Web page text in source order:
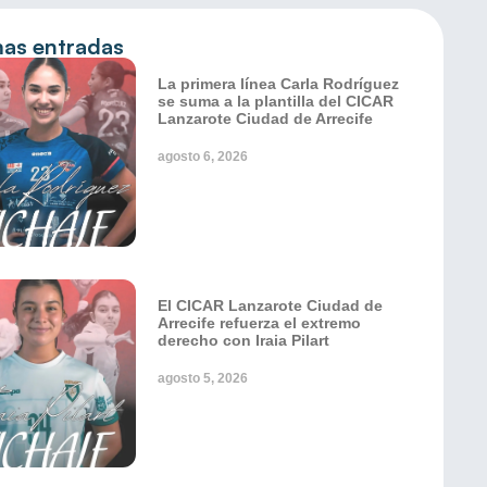
entradas
La primera línea Carla Rodríguez
se suma a la plantilla del CICAR
Lanzarote Ciudad de Arrecife
agosto 6, 2026
El CICAR Lanzarote Ciudad de
Arrecife refuerza el extremo
derecho con Iraia Pilart
agosto 5, 2026